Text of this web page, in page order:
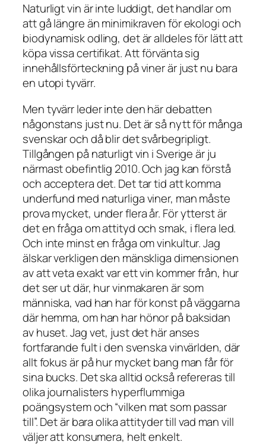
Naturligt vin är inte luddigt, det handlar om
att gå längre än minimikraven för ekologi och
biodynamisk odling, det är alldeles för lätt att
köpa vissa certifikat. Att förvänta sig
innehållsförteckning på viner är just nu bara
en utopi tyvärr.
Men tyvärr leder inte den här debatten
någonstans just nu. Det är så nytt för många
svenskar och då blir det svårbegripligt.
Tillgången på naturligt vin i Sverige är ju
närmast obefintlig 2010. Och jag kan förstå
och acceptera det. Det tar tid att komma
underfund med naturliga viner, man måste
prova mycket, under flera år. För ytterst är
det en fråga om attityd och smak, i flera led.
Och inte minst en fråga om vinkultur. Jag
älskar verkligen den mänskliga dimensionen
av att veta exakt var ett vin kommer från, hur
det ser ut där, hur vinmakaren är som
människa, vad han har för konst på väggarna
där hemma, om han har hönor på baksidan
av huset. Jag vet, just det här anses
fortfarande fult i den svenska vinvärlden, där
allt fokus är på hur mycket bang man får för
sina bucks. Det ska alltid också refereras till
olika journalisters hyperflummiga
poängsystem och “vilken mat som passar
till”. Det är bara olika attityder till vad man vill
väljer att konsumera, helt enkelt.